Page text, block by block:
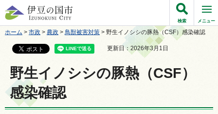
伊豆の国市
検索 メニュー
ホーム > 市政 > 農政 > 鳥獣被害対策 > 野生イノシシの豚熱（CSF）感染確認
更新日：2026年3月1日
野生イノシシの豚熱（CSF）
感染確認